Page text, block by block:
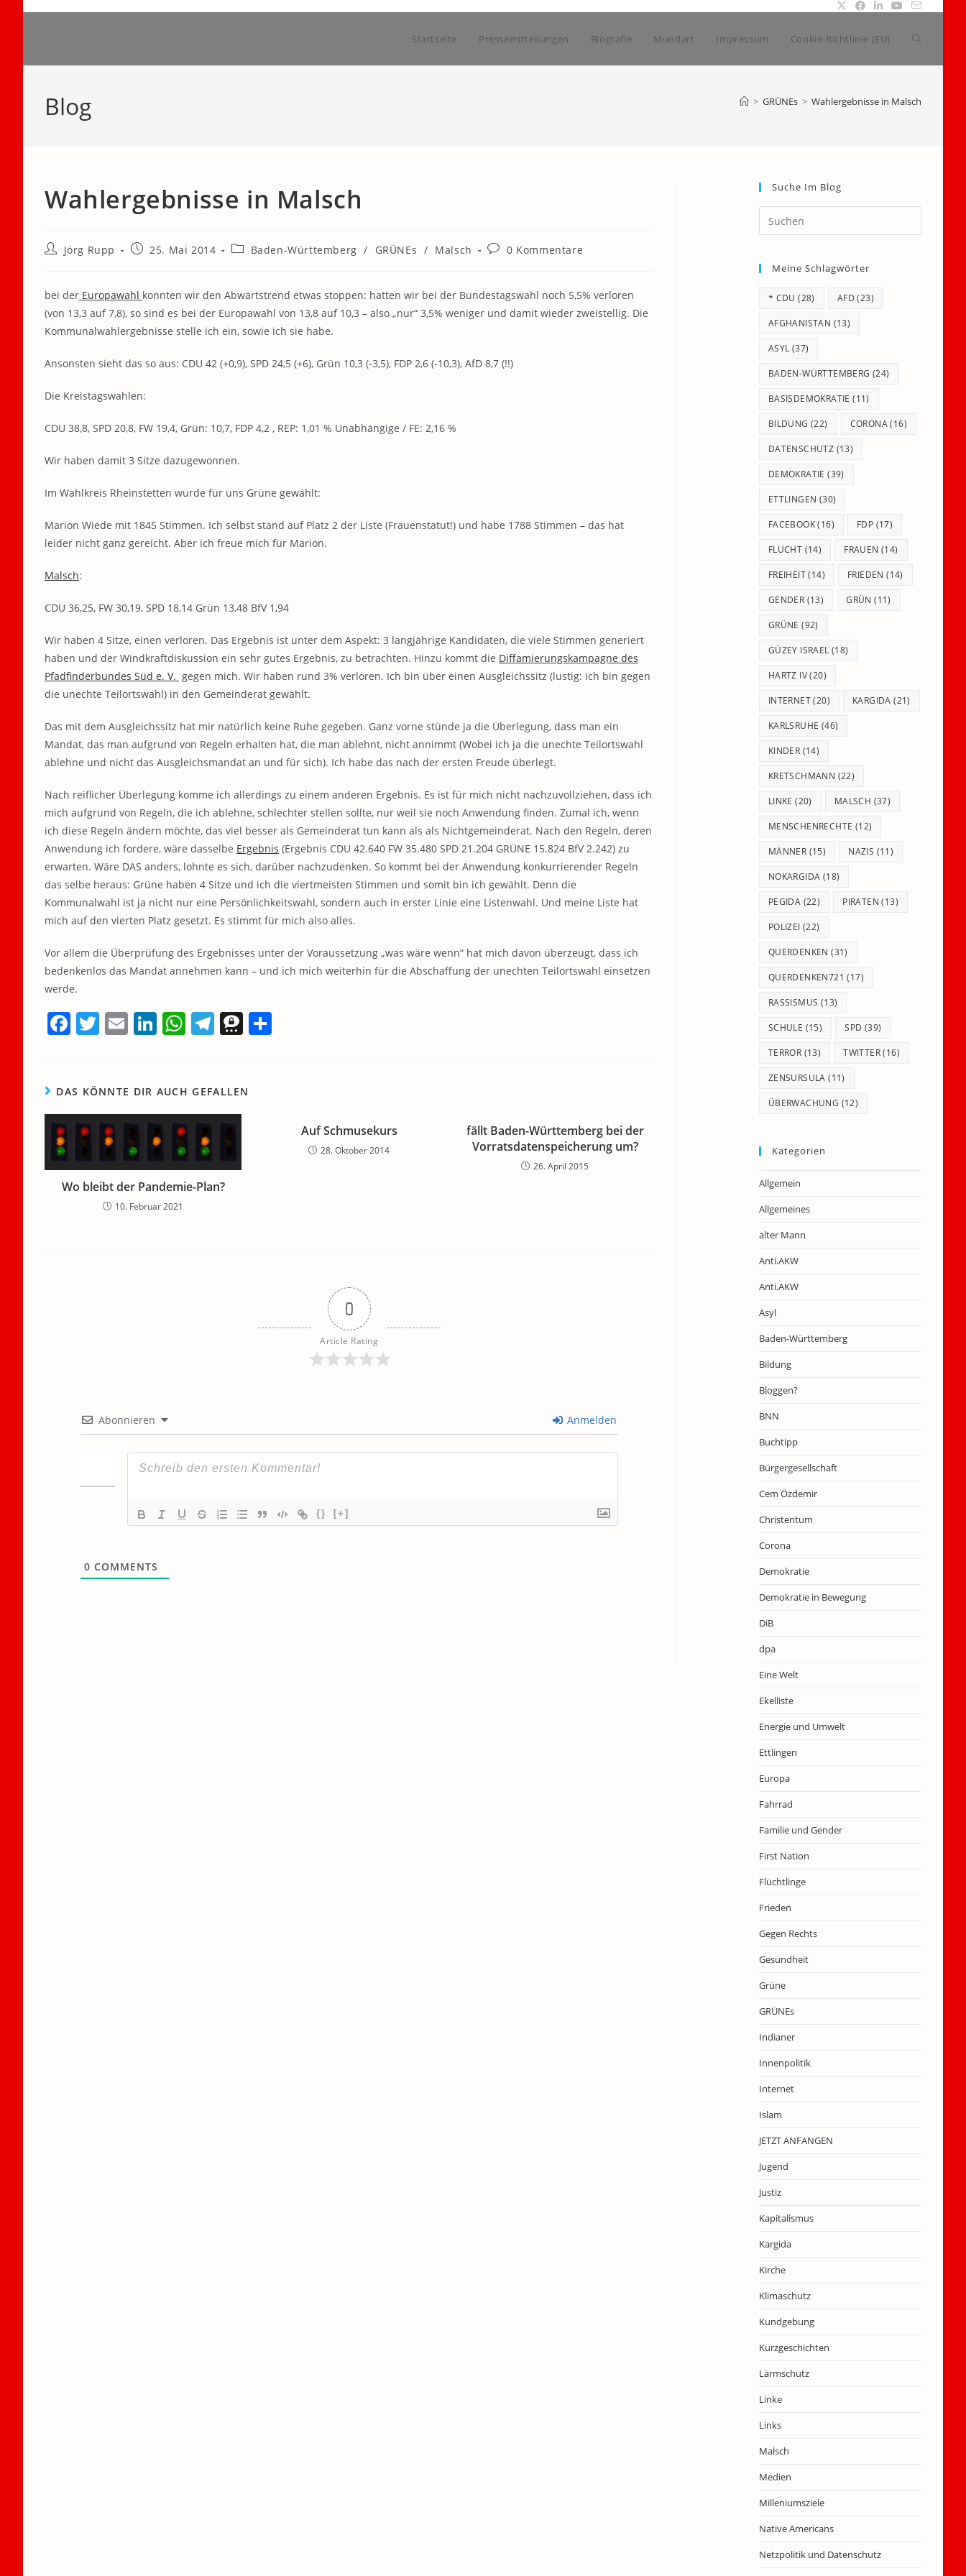
Startseite Pressemitteilungen Biografie Mundart Impressum Cookie-Richtlinie (EU) Website-
Blog > GRÜNEs > Wahlergebnisse in Malsch
Wahlergebnisse in Malsch
Beitrags-
Jörg Rupp
Beitrag25. Mai 2014
Beitrags-
Baden-Württemberg / GRÜNEs / Malsch
Beitrags-
0 Kommentare
bei der Europawahl konnten wir den Abwärtstrend etwas stoppen: hatten wir bei der Bundestagswahl noch 5,5% verloren
(von 13,3 auf 7,8), so sind es bei der Europawahl von 13,8 auf 10,3 – also „nur“ 3,5% weniger und damit wieder zweistellig. Die
Kommunalwahlergebnisse stelle ich ein, sowie ich sie habe.
Ansonsten sieht das so aus: CDU 42 (+0,9), SPD 24,5 (+6), Grün 10,3 (-3,5), FDP 2,6 (-10,3), AfD 8,7 (!!)
Die Kreistagswahlen:
CDU 38,8, SPD 20,8, FW 19,4, Grün: 10,7, FDP 4,2 , REP: 1,01 % Unabhängige / FE: 2,16 %
Wir haben damit 3 Sitze dazugewonnen.
Im Wahlkreis Rheinstetten wurde für uns Grüne gewählt:
Marion Wiede mit 1845 Stimmen. Ich selbst stand auf Platz 2 der Liste (Frauenstatut!) und habe 1788 Stimmen – das hat
leider nicht ganz gereicht. Aber ich freue mich für Marion.
Malsch:
CDU 36,25, FW 30,19, SPD 18,14 Grün 13,48 BfV 1,94
Wir haben 4 Sitze, einen verloren. Das Ergebnis ist unter dem Aspekt: 3 langjährige Kandidaten, die viele Stimmen generiert
haben und der Windkraftdiskussion ein sehr gutes Ergebnis, zu betrachten. Hinzu kommt die Diffamierungskampagne des
Pfadfinderbundes Süd e. V. gegen mich. Wir haben rund 3% verloren. Ich bin über einen Ausgleichssitz (lustig: ich bin gegen
die unechte Teilortswahl) in den Gemeinderat gewählt.
Das mit dem Ausgleichssitz hat mir natürlich keine Ruhe gegeben. Ganz vorne stünde ja die Überlegung, dass man ein
Mandat, das man aufgrund von Regeln erhalten hat, die man ablehnt, nicht annimmt (Wobei ich ja die unechte Teilortswahl
ablehne und nicht das Ausgleichsmandat an und für sich). Ich habe das nach der ersten Freude überlegt.
Nach reiflicher Überlegung komme ich allerdings zu einem anderen Ergebnis. Es ist für mich nicht nachzuvollziehen, dass ich
mich aufgrund von Regeln, die ich ablehne, schlechter stellen sollte, nur weil sie noch Anwendung finden. Zumal ich, wenn
ich diese Regeln ändern möchte, das viel besser als Gemeinderat tun kann als als Nichtgemeinderat. Nach den Regeln, deren
Anwendung ich fordere, wäre dasselbe Ergebnis (Ergebnis CDU 42.640 FW 35.480 SPD 21.204 GRÜNE 15.824 BfV 2.242) zu
erwarten. Wäre DAS anders, lohnte es sich, darüber nachzudenken. So kommt bei der Anwendung konkurrierender Regeln
das selbe heraus: Grüne haben 4 Sitze und ich die viertmeisten Stimmen und somit bin ich gewählt. Denn die
Kommunalwahl ist ja nicht nur eine Persönlichkeitswahl, sondern auch in erster Linie eine Listenwahl. Und meine Liste hat
mich auf den vierten Platz gesetzt. Es stimmt für mich also alles.
Vor allem die Überprüfung des Ergebnisses unter der Voraussetzung „was wäre wenn“ hat mich davon überzeugt, dass ich
bedenkenlos das Mandat annehmen kann – und ich mich weiterhin für die Abschaffung der unechten Teilortswahl einsetzen
werde.
F
e
b
o
o
k
T
er
E Li
e
dI
n
W
s
A
p
p
T
gr
a
m
T
e
DAS KÖNNTE DIR AUCH GEFALLEN
Wo bleibt der Pandemie-Plan?
10. Februar 2021
Auf Schmusekurs
28. Oktober 2014
fällt Baden-Württemberg bei der
Vorratsdatenspeicherung um?
26. April 2015
0
Article Rating
Abonnieren Anmelden
{} [+]
0 COMMENTS
Suche Im Blog
Escape
Meine Schlagwörter
* CDU (28) AFD (23)
AFGHANISTAN (13)
ASYL (37)
BADEN-WÜRTTEMBERG (24)
BASISDEMOKRATIE (11)
BILDUNG (22) CORONA(16)
DATENSCHUTZ (13)
DEMOKRATIE (39)
ETTLINGEN (30)
FACEBOOK(16) FDP (17)
FLUCHT (14) FRAUEN (14)
FREIHEIT(14) FRIEDEN (14)
GENDER (13) GRÜN (11)
GRÜNE (92)
GÜZEY ISRAEL (18)
HARTZ IV(20)
INTERNET(20) KARGIDA (21)
KARLSRUHE (46)
KINDER (14)
KRETSCHMANN (22)
LINKE (20) MALSCH (37)
MENSCHENRECHTE (12)
MÄNNER (15) NAZIS (11)
NOKARGIDA (18)
PEGIDA (22) PIRATEN (13)
POLIZEI (22)
QUERDENKEN (31)
QUERDENKEN721 (17)
RASSISMUS (13)
SCHULE (15) SPD (39)
TERROR (13) TWITTER(16)
ZENSURSULA (11)
ÜBERWACHUNG (12)
Kategorien
Allgemein
Allgemeines
alter Mann
Anti.AKW
Anti.AKW
Asyl
Baden-Württemberg
Bildung
Bloggen?
BNN
Buchtipp
Bürgergesellschaft
Cem Özdemir
Christentum
Corona
Demokratie
Demokratie in Bewegung
DiB
dpa
Eine Welt
Ekelliste
Energie und Umwelt
Ettlingen
Europa
Fahrrad
Familie und Gender
First Nation
Flüchtlinge
Frieden
Gegen Rechts
Gesundheit
Grüne
GRÜNEs
Indianer
Innenpolitik
Internet
Islam
JETZT ANFANGEN
Jugend
Justiz
Kapitalismus
Kargida
Kirche
Klimaschutz
Kundgebung
Kurzgeschichten
Lärmschutz
Linke
Links
Malsch
Medien
Milleniumsziele
Native Americans
Netzpolitik und Datenschutz